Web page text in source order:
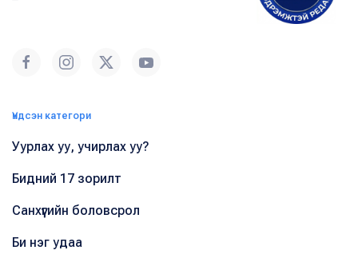
Үндсэн категори
Уурлах уу, учирлах уу?
Бидний 17 зорилт
Санхүүгийн боловсрол
Би нэг удаа